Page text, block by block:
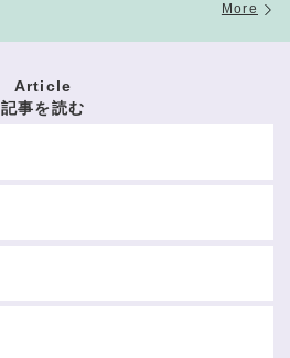
More
Article
記事を読む